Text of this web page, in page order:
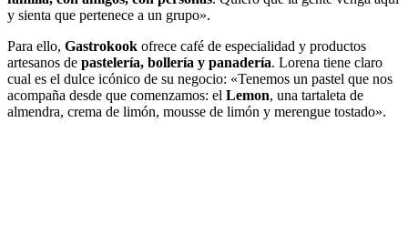
y sienta que pertenece a un grupo».
Para ello, Gastrokook ofrece café de especialidad y productos
artesanos de pastelería, bollería y panadería. Lorena tiene claro
cual es el dulce icónico de su negocio: «Tenemos un pastel que nos
acompaña desde que comenzamos: el Lemon, una tartaleta de
almendra, crema de limón, mousse de limón y merengue tostado».